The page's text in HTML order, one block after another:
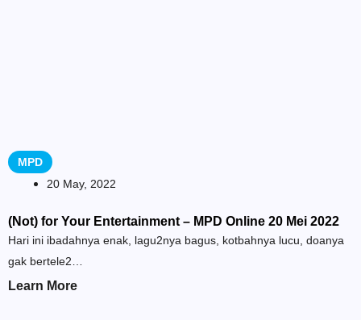
MPD
20 May, 2022
(Not) for Your Entertainment – MPD Online 20 Mei 2022
Hari ini ibadahnya enak, lagu2nya bagus, kotbahnya lucu, doanya
gak bertele2…
Learn More